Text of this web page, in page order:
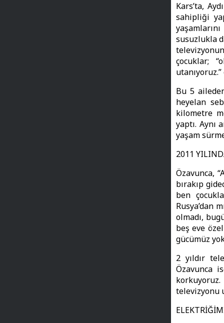
Kars’ta,
sahipliği
susuzlukla
çocuklar;
Bu 5
heyelan
kilometre
yaptı. Aynı
yaşam
2011
Özavunca,
bırakıp
ben
Rusya’dan
olmadı,
beş eve
gücümüz
2 yıldır
Özavunca
televizyonu